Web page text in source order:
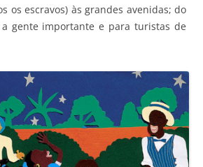
os escravos) às grandes avenidas; do
gente importante e para turistas de